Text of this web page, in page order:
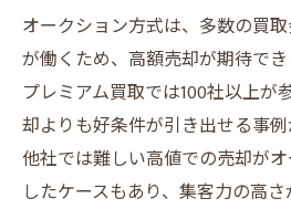
オークション方式は、多数の買
が働くため、高額売却が期待で
プレミアム買取では100社以上が
却よりも好条件が引き出せる事例
他社では難しい高値での売却が
したケースもあり、集客力の高